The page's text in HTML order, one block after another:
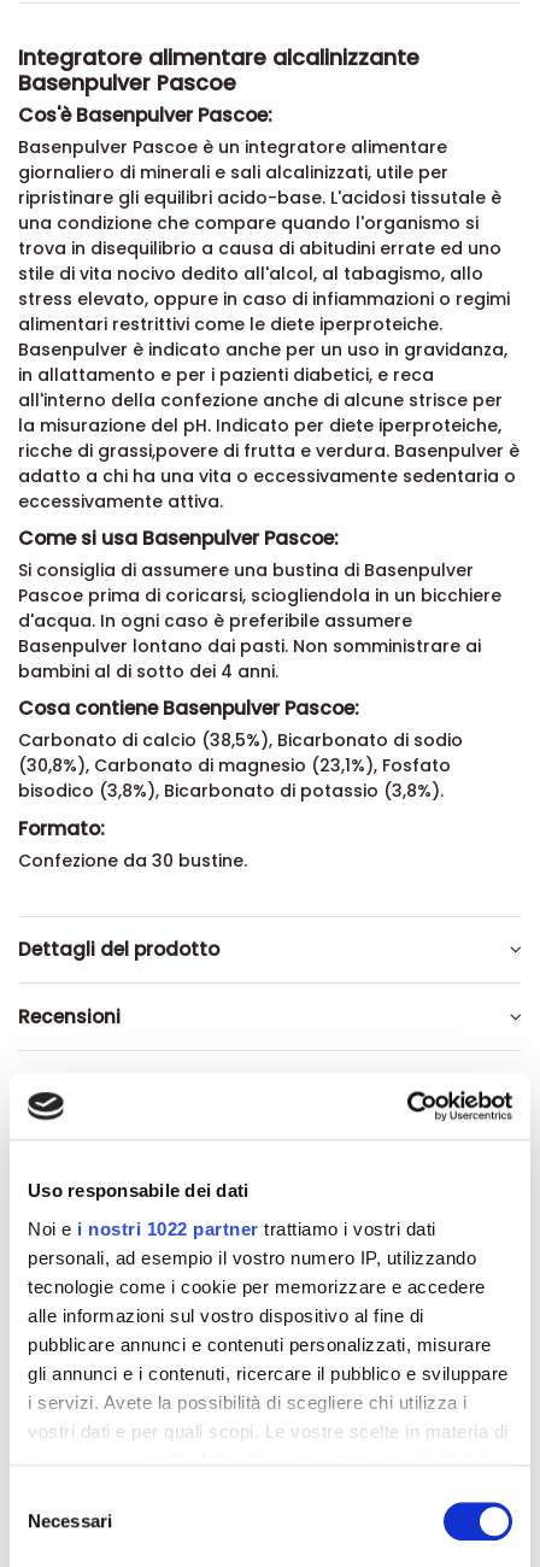
Uso responsabile dei dati
Noi e i nostri 1022 partner trattiamo i vostri dati
personali, ad esempio il vostro numero IP, utilizzando
tecnologie come i cookie per memorizzare e accedere
alle informazioni sul vostro dispositivo al fine di
pubblicare annunci e contenuti personalizzati, misurare
gli annunci e i contenuti, ricercare il pubblico e sviluppare
i servizi. Avete la possibilità di scegliere chi utilizza i
vostri dati e per quali scopi. Le vostre scelte in materia di
modificare o revocare il proprio consenso in qualsiasi
momento dalla Dichiarazione sui cookie o facendo clic
delNecessari
Integratore alimentare alcalinizzante
Basenpulver Pascoe
Cos'è Basenpulver Pascoe:
Basenpulver Pascoe è un integratore alimentare
giornaliero di minerali e sali alcalinizzati, utile per
ripristinare gli equilibri acido-base. L'acidosi tissutale è
una condizione che compare quando l'organismo si
trova in disequilibrio a causa di abitudini errate ed uno
stile di vita nocivo dedito all'alcol, al tabagismo, allo
stress elevato, oppure in caso di infiammazioni o regimi
alimentari restrittivi come le diete iperproteiche.
Basenpulver è indicato anche per un uso in gravidanza,
in allattamento e per i pazienti diabetici, e reca
all'interno della confezione anche di alcune strisce per
la misurazione del pH. Indicato per diete iperproteiche,
ricche di grassi,povere di frutta e verdura. Basenpulver è
adatto a chi ha una vita o eccessivamente sedentaria o
eccessivamente attiva.
Come si usa Basenpulver Pascoe:
Si consiglia di assumere una bustina di Basenpulver
Pascoe prima di coricarsi, sciogliendola in un bicchiere
d'acqua. In ogni caso è preferibile assumere
Basenpulver lontano dai pasti. Non somministrare ai
bambini al di sotto dei 4 anni.
Cosa contiene Basenpulver Pascoe:
Carbonato di calcio (38,5%), Bicarbonato di sodio
(30,8%), Carbonato di magnesio (23,1%), Fosfato
bisodico (3,8%), Bicarbonato di potassio (3,8%).
Formato:
Confezione da 30 bustine.
Dettagli del prodotto
Recensioni
interessarti
-42% -42%